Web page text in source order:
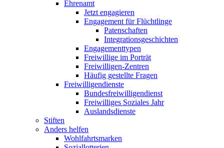
Ehrenamt
Jetzt engagieren
Engagement für Flüchtlinge
Patenschaften
Integrationsgeschichten
Engagementtypen
Freiwillige im Porträt
Freiwilligen-Zentren
Häufig gestellte Fragen
Freiwilligendienste
Bundesfreiwilligendienst
Freiwilliges Soziales Jahr
Auslandsdienste
Stiften
Anders helfen
Wohlfahrtsmarken